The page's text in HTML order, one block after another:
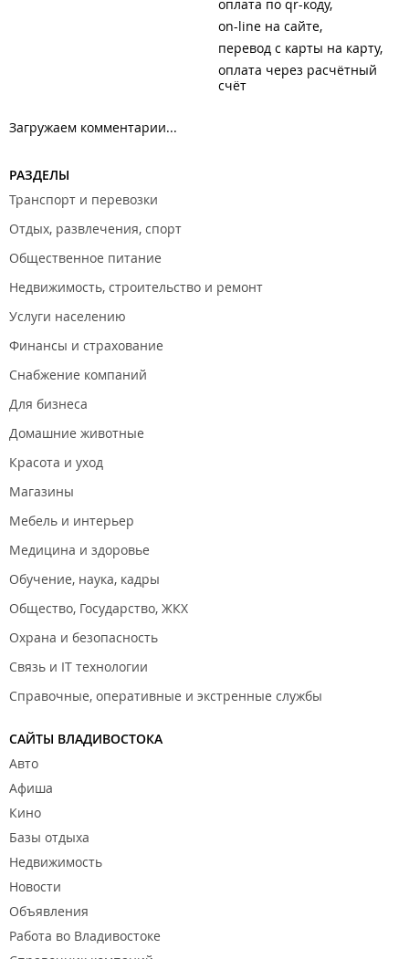
оплата по qr-коду
on-line на сайте
перевод с карты на карту
оплата через расчётный
счёт
Загружаем комментарии...
РАЗДЕЛЫ
Транспорт и перевозки
Отдых, развлечения, спорт
Общественное питание
Недвижимость, строительство и ремонт
Услуги населению
Финансы и страхование
Снабжение компаний
Для бизнеса
Домашние животные
Красота и уход
Магазины
Мебель и интерьер
Медицина и здоровье
Обучение, наука, кадры
Общество, Государство, ЖКХ
Охрана и безопасность
Связь и IT технологии
Справочные, оперативные и экстренные службы
САЙТЫ ВЛАДИВОСТОКА
Авто
Афиша
Кино
Базы отдыха
Недвижимость
Новости
Объявления
Работа во Владивостоке